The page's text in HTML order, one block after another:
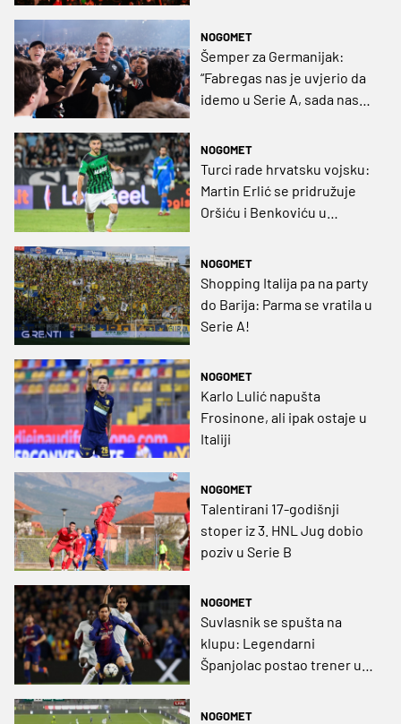
NOGOMET
Šemper za Germanijak:
“Fabregas nas je uvjerio da
idemo u Serie A, sada nas
NOGOMET
Turci rade hrvatsku vojsku:
Martin Erlić se pridružuje
Oršiću i Benkoviću u
NOGOMET
Shopping Italija pa na party
do Barija: Parma se vratila u
Serie A!
NOGOMET
Karlo Lulić napušta
Frosinone, ali ipak ostaje u
Italiji
NOGOMET
Talentirani 17-godišnji
stoper iz 3. HNL Jug dobio
poziv u Serie B
NOGOMET
Suvlasnik se spušta na
klupu: Legendarni
Španjolac postao trener u
NOGOMET